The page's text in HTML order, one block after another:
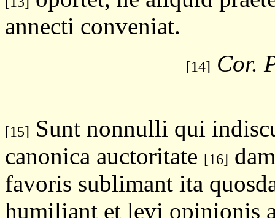
annecti conveniat.
[14] Cor.
[15] Sunt nonnulli qui
canonica auctoritate [16]
favoris sublimant ita
humiliant et levi opinionis